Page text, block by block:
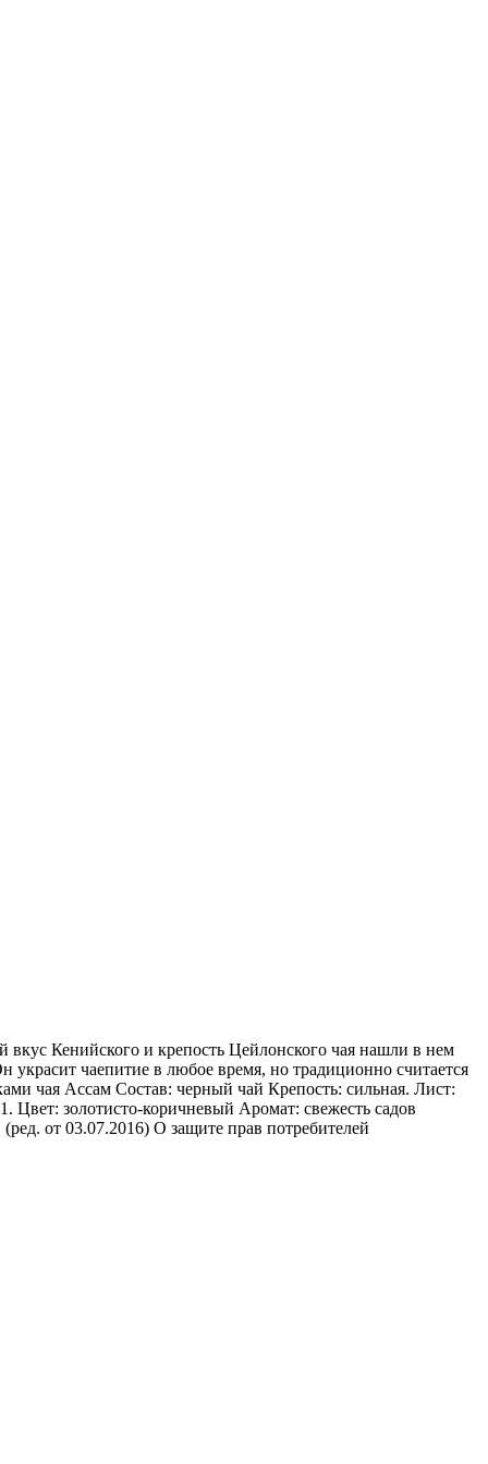
Кенийского и крепость Цейлонского чая нашли в нем
чаепитие в любое время, но традиционно считается
чая Ассам Состав: черный чай Крепость: сильная. Лист:
Цвет: золотисто-коричневый Аромат: свежесть садов
от 03.07.2016) О защите прав потребителей